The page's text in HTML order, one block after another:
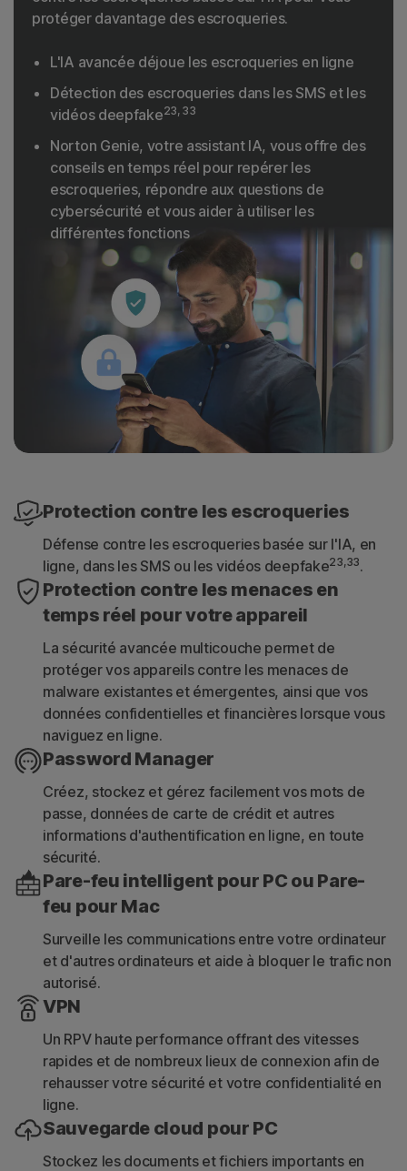
protéger davantage des escroqueries.
L'IA avancée déjoue les escroqueries en ligne
Détection des escroqueries dans les SMS et les
vidéos deepfake23, 33
Norton Genie, votre assistant IA, vous offre des
conseils en temps réel pour repérer les
escroqueries, répondre aux questions de
cybersécurité et vous aider à utiliser les
différentes fonctions
Protection contre les escroqueries
Défense contre les escroqueries basée sur l'IA, en
ligne, dans les SMS ou les vidéos deepfake23,33.
Protection contre les menaces en
temps réel pour votre appareil
La sécurité avancée multicouche permet de
protéger vos appareils contre les menaces de
malware existantes et émergentes, ainsi que vos
données confidentielles et financières lorsque vous
naviguez en ligne.
Password Manager
Créez, stockez et gérez facilement vos mots de
passe, données de carte de crédit et autres
informations d'authentification en ligne, en toute
sécurité.
Pare-feu intelligent pour PC ou Pare-
feu pour Mac
Surveille les communications entre votre ordinateur
et d'autres ordinateurs et aide à bloquer le trafic non
autorisé.
VPN
Un RPV haute performance offrant des vitesses
rapides et de nombreux lieux de connexion afin de
rehausser votre sécurité et votre confidentialité en
ligne.
Sauvegarde cloud pour PC
Stockez les documents et fichiers importants en